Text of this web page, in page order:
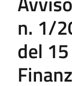
n. 1/
del